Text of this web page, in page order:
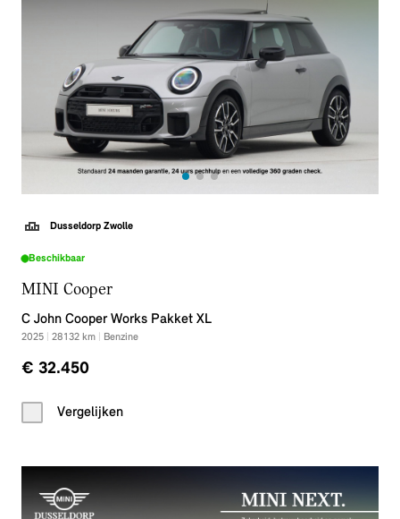
Dusseldorp Zwolle
Beschikbaar
MINI Cooper
C John Cooper Works Pakket XL
2025 28132 km Benzine
€ 32.450
Vergelijken